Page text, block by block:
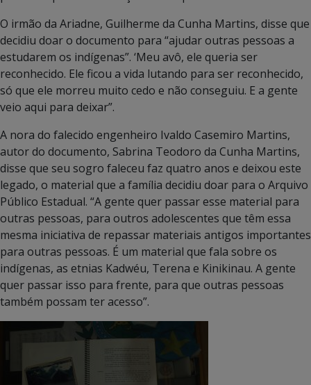
O irmão da Ariadne, Guilherme da Cunha Martins, disse que
decidiu doar o documento para “ajudar outras pessoas a
estudarem os indígenas”. ‘Meu avô, ele queria ser
reconhecido. Ele ficou a vida lutando para ser reconhecido,
só que ele morreu muito cedo e não conseguiu. E a gente
veio aqui para deixar”.
A nora do falecido engenheiro Ivaldo Casemiro Martins,
autor do documento, Sabrina Teodoro da Cunha Martins,
disse que seu sogro faleceu faz quatro anos e deixou este
legado, o material que a família decidiu doar para o Arquivo
Público Estadual. “A gente quer passar esse material para
outras pessoas, para outros adolescentes que têm essa
mesma iniciativa de repassar materiais antigos importantes
para outras pessoas. É um material que fala sobre os
indígenas, as etnias Kadwéu, Terena e Kinikinau. A gente
quer passar isso para frente, para que outras pessoas
também possam ter acesso”.